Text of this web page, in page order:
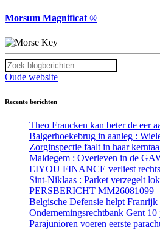
Morsum Magnificat ®
Oude website
Recente berichten
PERSBERICHT MM26081099